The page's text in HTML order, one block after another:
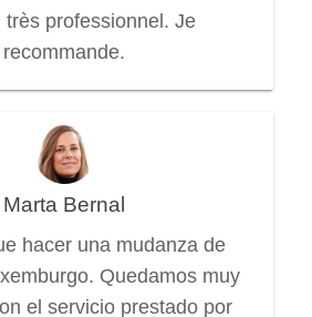
très professionnel. Je
recommande.
Marta Bernal
hacer una mudanza de
Quedamos muy
el servicio prestado por